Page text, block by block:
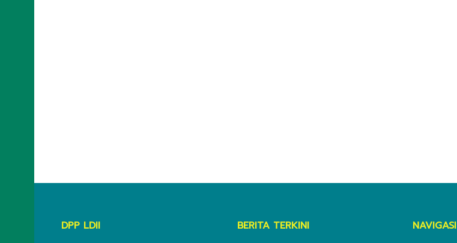
DPP LDII BERITA TERKINI NAVIGASI